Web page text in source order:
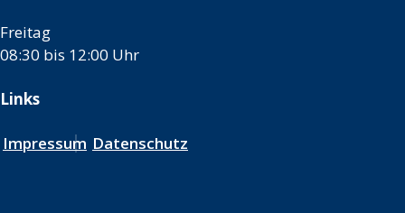
Freitag
08:30 bis 12:00 Uhr
Links
Impressum Datenschutz